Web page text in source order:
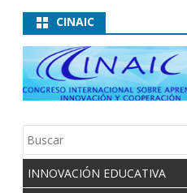
CINAIC
INNOVACIÓN EDUCATIVA